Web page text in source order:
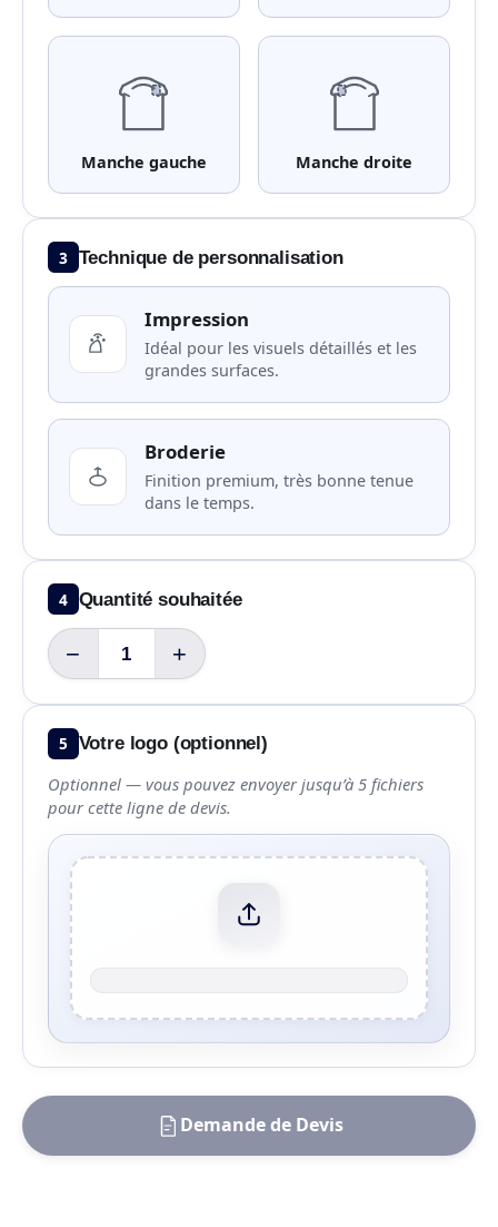
Manche gauche Manche droite
3 Technique de personnalisation
Impression
Idéal pour les visuels détaillés et les
grandes surfaces.
Broderie
Finition premium, très bonne tenue
dans le temps.
4 Quantité souhaitée
− +
5 Votre logo (optionnel)
Optionnel — vous pouvez envoyer jusqu’à 5 fichiers
pour cette ligne de devis.
Demande de Devis